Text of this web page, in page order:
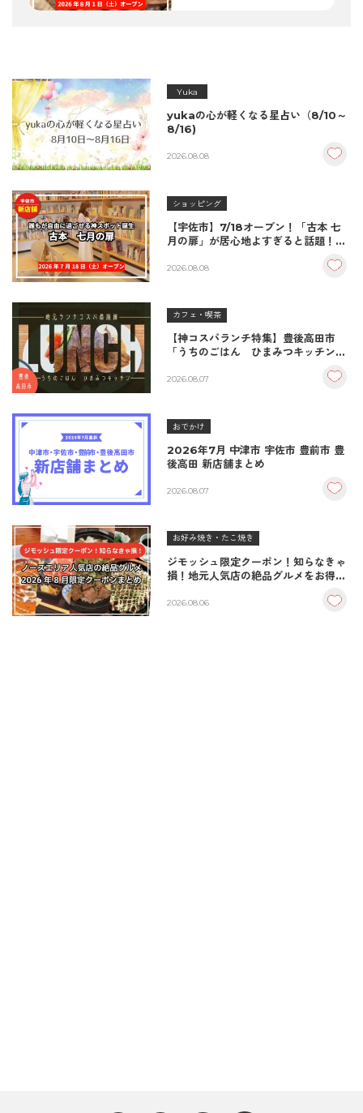
Yuka
yukaの心が軽くなる星占い（8/10～
8/16)
2026.08.08
ショッピング
【宇佐市】7/18オープン！「古本 七
月の扉」が居心地よすぎると話題！絶
至福の読書空間
2026.08.08
カフェ・喫茶
【神コスパランチ特集】豊後高田市
「うちのごはん ひまみつキッチン」
＆生姜焼き！
2026.08.07
おでかけ
2026年7月 中津市 宇佐市 豊前市 豊
後高田 新店舗まとめ
2026.08.07
お好み焼き・たこ焼き
ジモッシュ限定クーポン！知らなきゃ
損！地元人気店の絶品グルメをお得に
2026.08.06